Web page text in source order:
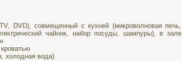
DVD), совмещенный с кухней (микроволновая печь,
чайник, набор посуды, шампуры), в зале
холодная вода)